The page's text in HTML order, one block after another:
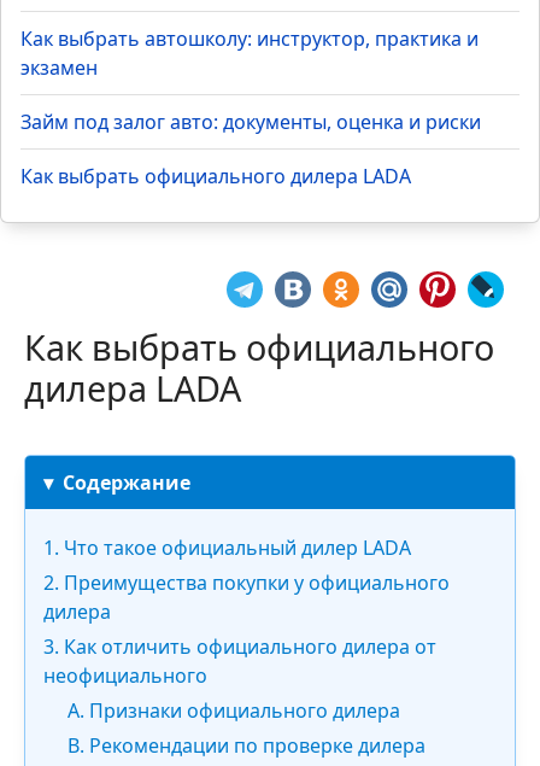
Как выбрать автошколу: инструктор, практика и
экзамен
Займ под залог авто: документы, оценка и риски
Как выбрать официального дилера LADA
Как выбрать официального
дилера LADA
Содержание
1. Что такое официальный дилер LADA
2. Преимущества покупки у официального
дилера
3. Как отличить официального дилера от
неофициального
A. Признаки официального дилера
B. Рекомендации по проверке дилера